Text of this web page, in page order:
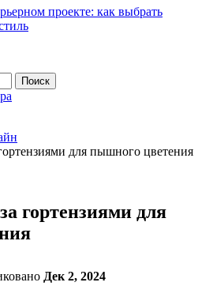
проекте: как выбрать
для пышного цветения
гортензиями для
Дек 2, 2024